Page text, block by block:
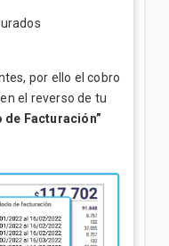
por ello el cobro
el reverso de tu
de Facturación”